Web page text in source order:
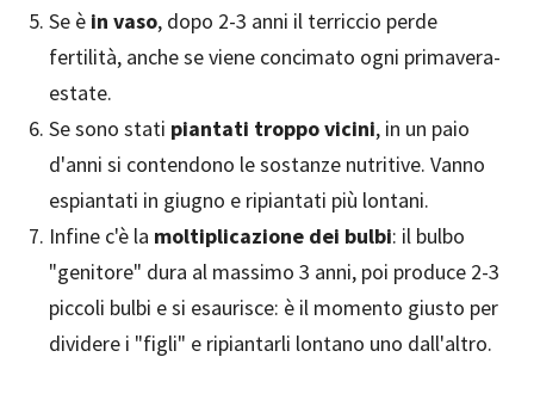
Se è in vaso, dopo 2-3 anni il terriccio perde
fertilità, anche se viene concimato ogni primavera-
estate.
Se sono stati piantati troppo vicini, in un paio
d'anni si contendono le sostanze nutritive. Vanno
espiantati in giugno e ripiantati più lontani.
Infine c'è la moltiplicazione dei bulbi: il bulbo
"genitore" dura al massimo 3 anni, poi produce 2-3
piccoli bulbi e si esaurisce: è il momento giusto per
dividere i "figli" e ripiantarli lontano uno dall'altro.